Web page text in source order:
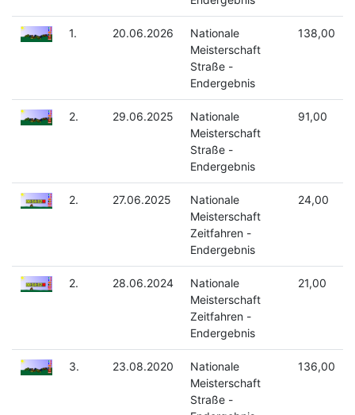
1. 20.06.2026
Nationale
Meisterschaft
Straße -
Endergebnis
138,00
2. 29.06.2025
Nationale
Meisterschaft
Straße -
Endergebnis
91,00
2. 27.06.2025
Nationale
Meisterschaft
Zeitfahren -
Endergebnis
24,00
2. 28.06.2024
Nationale
Meisterschaft
Zeitfahren -
Endergebnis
21,00
3. 23.08.2020
Nationale
Meisterschaft
Straße -
136,00